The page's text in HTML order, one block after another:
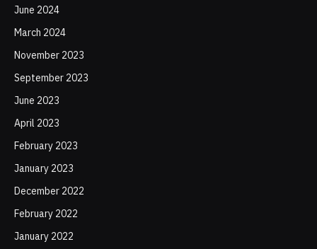
June 2024
March 2024
November 2023
September 2023
June 2023
April 2023
February 2023
January 2023
December 2022
February 2022
January 2022